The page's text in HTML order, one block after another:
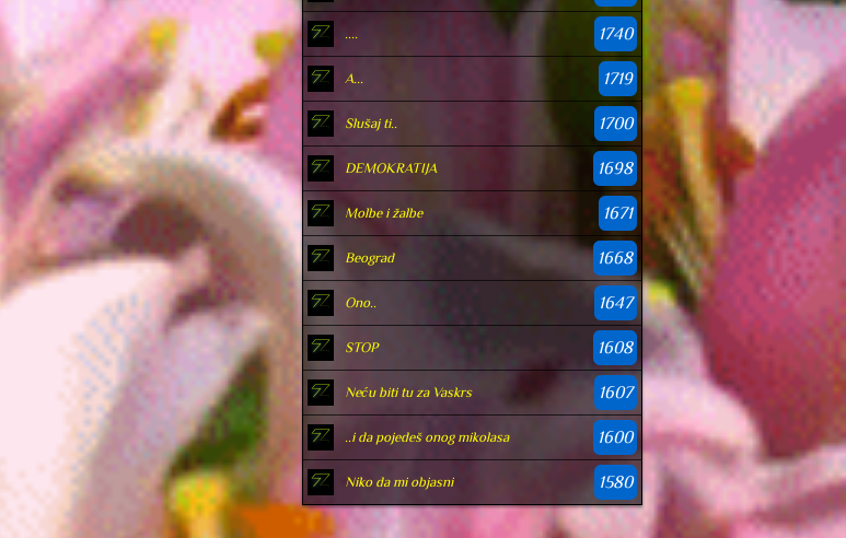
.... 1740
А... 1719
Slušaj ti.. 1700
DEMOKRATIJA 1698
Molbe i žalbe 1671
Beograd 1668
Ono.. 1647
STOP 1608
Neću biti tu za Vaskrs 1607
..i da pojedeš onog mikolasa 1600
Niko da mi objasni 1580